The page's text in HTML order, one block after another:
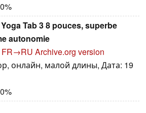
Tab 3 8 pouces, superbe
autonomie
FR→RU Archive.org version
онлайн, малой длины, Дата: 19